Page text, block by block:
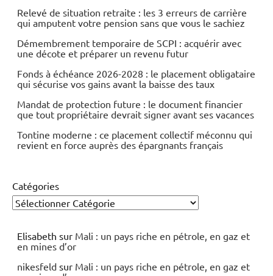
Relevé de situation retraite : les 3 erreurs de carrière
qui amputent votre pension sans que vous le sachiez
Démembrement temporaire de SCPI : acquérir avec
une décote et préparer un revenu futur
Fonds à échéance 2026-2028 : le placement obligataire
qui sécurise vos gains avant la baisse des taux
Mandat de protection future : le document financier
que tout propriétaire devrait signer avant ses vacances
Tontine moderne : ce placement collectif méconnu qui
revient en force auprès des épargnants français
Catégories
Elisabeth sur Mali : un pays riche en pétrole, en gaz et
en mines d’or
nikesfeld sur Mali : un pays riche en pétrole, en gaz et